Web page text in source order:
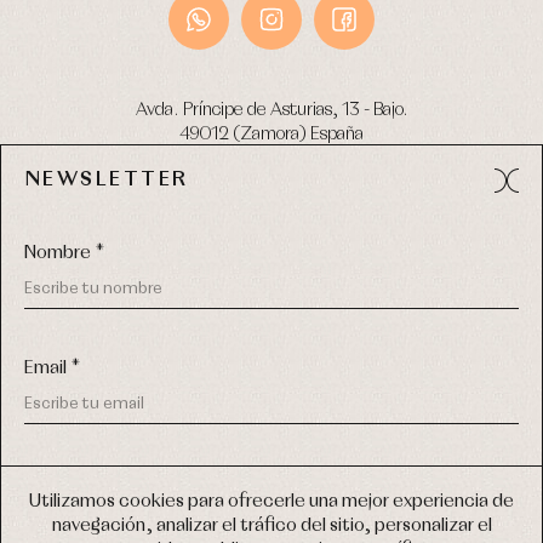
Utilizamos cookies para ofrecerle una mejor experiencia de
navegación, analizar el tráfico del sitio, personalizar el
Avda. Príncipe de Asturias, 13 - Bajo.
49012 (Zamora) España
Tel: 980 049 683
COPYRIGHT © 2026 PRIMER BEBÉ.
TODOS LOS DERECHOS RESERVADOS
NEWSLETTER
Nombre *
Email *
mis datos personales explicada en laPolítica de privacidad
(*) Quiero recibir novedades y comunicaciones comerciales